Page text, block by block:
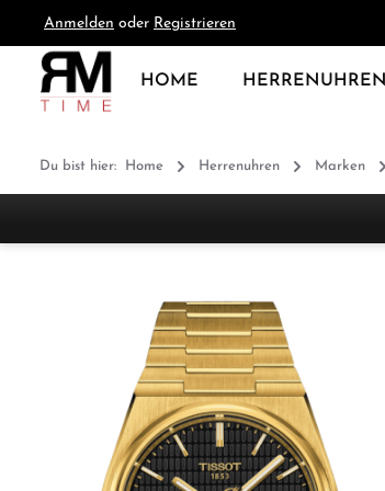
Zur Hauptnavigation springen
Anmelden oder Registrieren
HOME HERRENUHREN
Du bist hier: Home Herrenuhren Marken